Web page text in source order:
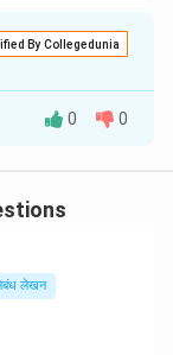
By Collegedunia
कविता जीवन में
लिखिए:
मनुष्य के जीवन
0 0
लेखन